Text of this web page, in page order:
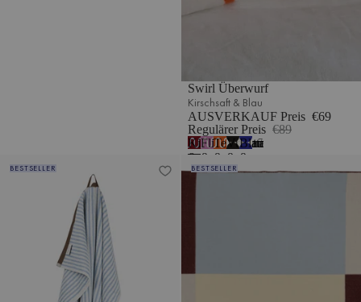
Swirl Überwurf
Kirschsaft & Blau
AUSVERKAUF Preis €69
Regulärer Preis €89
Kirschsaft
&
Blau
Fliederflaum
&
Cremeweiß
Terrakotta
&
Cremeweiß
Vulkanschwarz
&
Cremeweiß
Blaubeermousse
&
Cremeweiß
7
BESTSELLER BESTSELLER